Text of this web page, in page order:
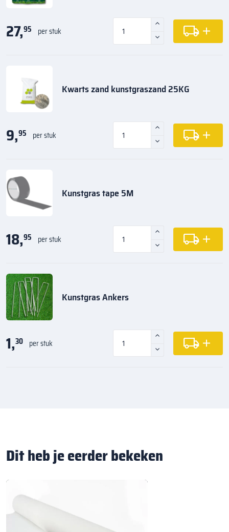
27,95 per stuk
Kwarts zand kunstgraszand 25KG
9,95 per stuk
Kunstgras tape 5M
18,95 per stuk
Kunstgras Ankers
1,30 per stuk
Dit heb je eerder bekeken